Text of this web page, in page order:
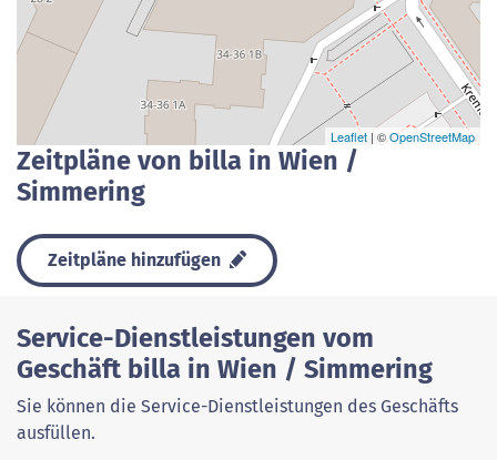
Leaflet | ©OpenStreetMap
Zeitpläne von billa in Wien /
Simmering
Zeitpläne hinzufügen
Service-Dienstleistungen vom
Geschäft billa in Wien / Simmering
Sie können die Service-Dienstleistungen des Geschäfts
ausfüllen.